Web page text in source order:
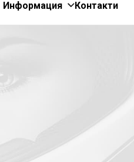
Информация Контакти